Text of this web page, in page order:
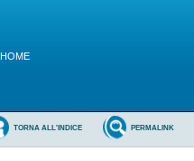
HOME
PERMALINK
TORNA ALL'INDICE